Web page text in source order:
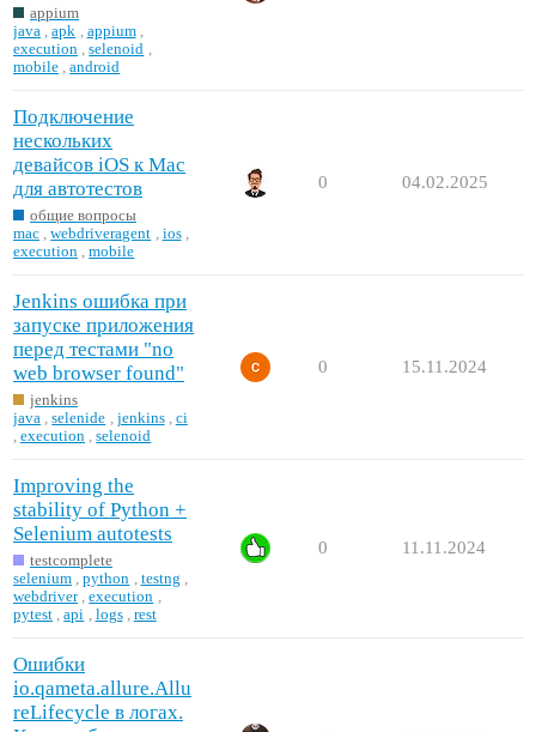
appium
java
,apk appium
execution
,selenoid
mobile ,android
Подключение
нескольких
девайсов iOS к Mac
для автотестов
общие вопросы
mac ,webdriveragent ios
execution
,mobile
0 04.02.2025
Jenkins ошибка при
запуске приложения
перед тестами "no
web browser found"
jenkins
java
,selenide jenkins
ci
execution ,selenoid
0 15.11.2024
Improving the
stability of Python +
Selenium autotests
testcomplete
selenium ,python testng
webdriver ,execution
pytest ,api logs rest
0 11.11.2024
Ошибки
io.qameta.allure.Allu
reLifecycle в логах.